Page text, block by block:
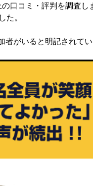
口コミ・評判を調査し
た。
者がいると明記されて